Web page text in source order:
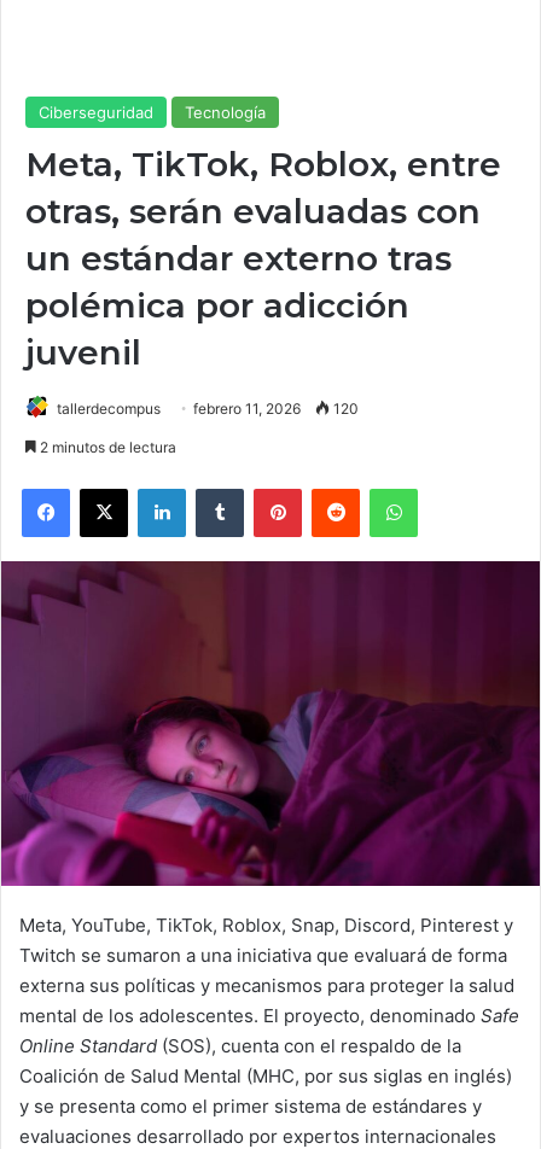
Ciberseguridad Tecnología
Meta, TikTok, Roblox, entre
otras, serán evaluadas con
un estándar externo tras
polémica por adicción
juvenil
tallerdecompus febrero 11, 2026 120
2 minutos de lectura
Meta, YouTube, TikTok, Roblox, Snap, Discord, Pinterest y
Twitch se sumaron a una iniciativa que evaluará de forma
externa sus políticas y mecanismos para proteger la salud
mental de los adolescentes. El proyecto, denominado Safe
Online Standard (SOS), cuenta con el respaldo de la
Coalición de Salud Mental (MHC, por sus siglas en inglés)
y se presenta como el primer sistema de estándares y
evaluaciones desarrollado por expertos internacionales